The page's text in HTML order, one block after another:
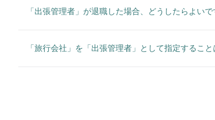
「出張管理者」が退職した場合、どうしたらよいで
「旅行会社」を「出張管理者」として指定するこ